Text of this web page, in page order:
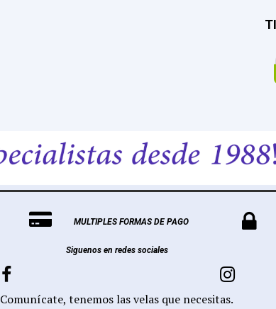
 MULTIPLES FORMAS DE PAGO 
Siguenos en redes sociales
 
Comunícate, tenemos las velas que necesitas.